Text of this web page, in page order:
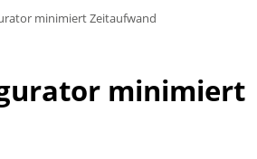
minimiert Zeitaufwand
minimiert